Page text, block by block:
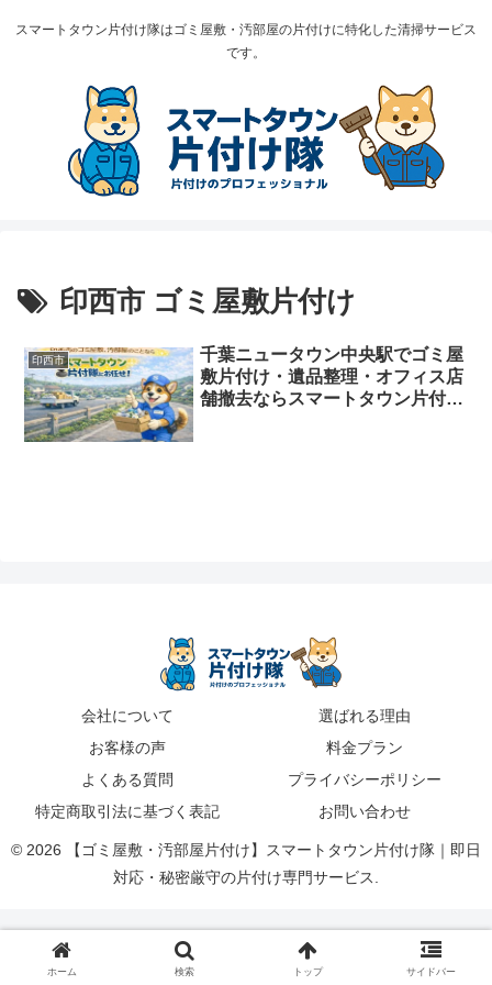
スマートタウン片付け隊はゴミ屋敷・汚部屋の片付けに特化した清掃サービス
です。
印西市 ゴミ屋敷片付け
印西市
千葉ニュータウン中央駅でゴミ屋
敷片付け・遺品整理・オフィス店
舗撤去ならスマートタウン片付け
会社について
選ばれる理由
お客様の声
料金プラン
よくある質問
プライバシーポリシー
特定商取引法に基づく表記
お問い合わせ
© 2026 【ゴミ屋敷・汚部屋片付け】スマートタウン片付け隊｜即日
対応・秘密厳守の片付け専門サービス.
ホーム 検索 トップ サイドバー